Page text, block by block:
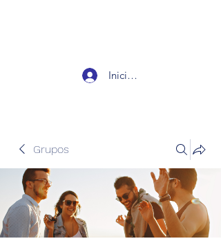
Iniciar sesión
Grupos